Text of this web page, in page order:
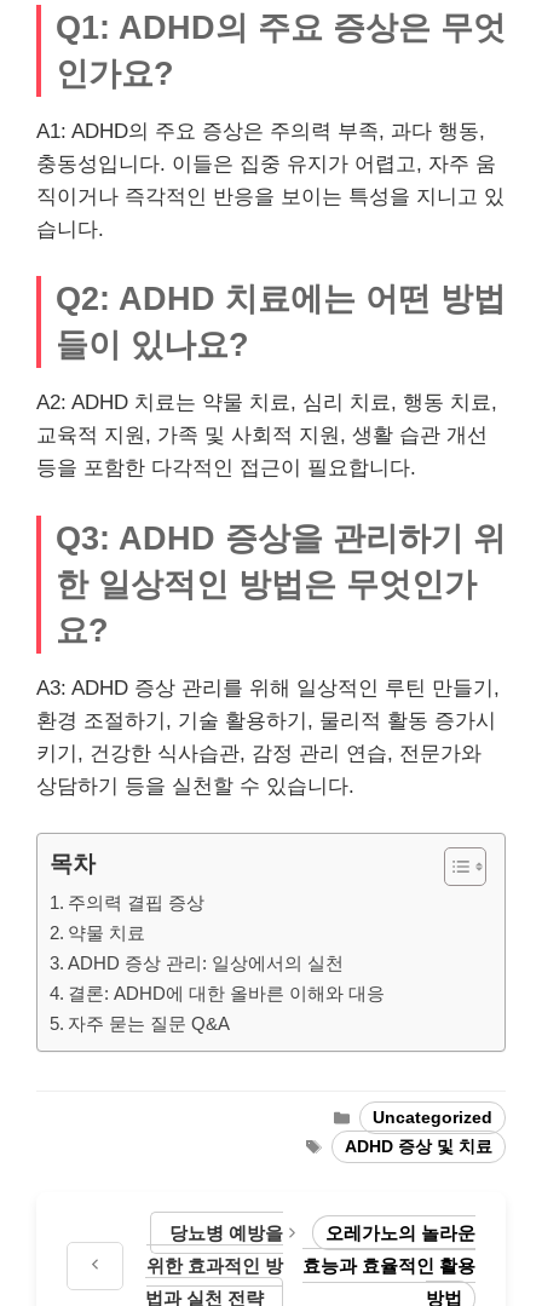
Q1: ADHD의 주요 증상은 무엇
인가요?
A1: ADHD의 주요 증상은 주의력 부족, 과다 행동,
충동성입니다. 이들은 집중 유지가 어렵고, 자주 움
직이거나 즉각적인 반응을 보이는 특성을 지니고 있
습니다.
Q2: ADHD 치료에는 어떤 방법
들이 있나요?
A2: ADHD 치료는 약물 치료, 심리 치료, 행동 치료,
교육적 지원, 가족 및 사회적 지원, 생활 습관 개선
등을 포함한 다각적인 접근이 필요합니다.
Q3: ADHD 증상을 관리하기 위
한 일상적인 방법은 무엇인가
요?
A3: ADHD 증상 관리를 위해 일상적인 루틴 만들기,
환경 조절하기, 기술 활용하기, 물리적 활동 증가시
키기, 건강한 식사습관, 감정 관리 연습, 전문가와
상담하기 등을 실천할 수 있습니다.
목차
주의력 결핍 증상
약물 치료
ADHD 증상 관리: 일상에서의 실천
결론: ADHD에 대한 올바른 이해와 대응
자주 묻는 질문 Q&A
Categories
Uncategorized
Tags
ADHD 증상 및 치료
당뇨병 예방을
위한 효과적인 방
법과 실천 전략
오레가노의 놀라운
효능과 효율적인 활용
방법